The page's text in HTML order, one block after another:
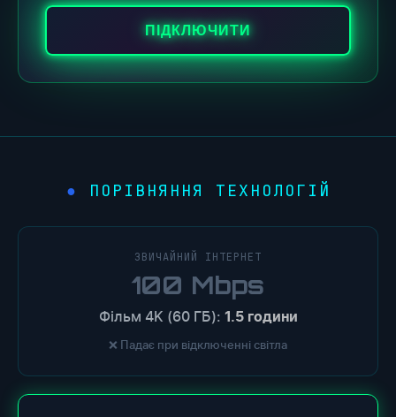
ПІДКЛЮЧИТИ
ПОРІВНЯННЯ ТЕХНОЛОГІЙ
ЗВИЧАЙНИЙ ІНТЕРНЕТ
100 Mbps
Фільм 4K (60 ГБ): 1.5 години
❌ Падає при відключенні світла